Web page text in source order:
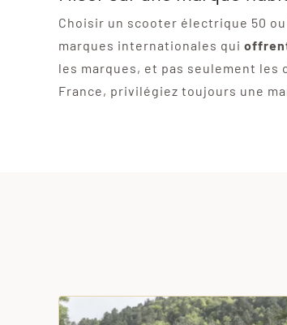
Choisir un scooter électrique 50
marques internationales qui
les marques, et pas seulement
France, privilégiez toujours une